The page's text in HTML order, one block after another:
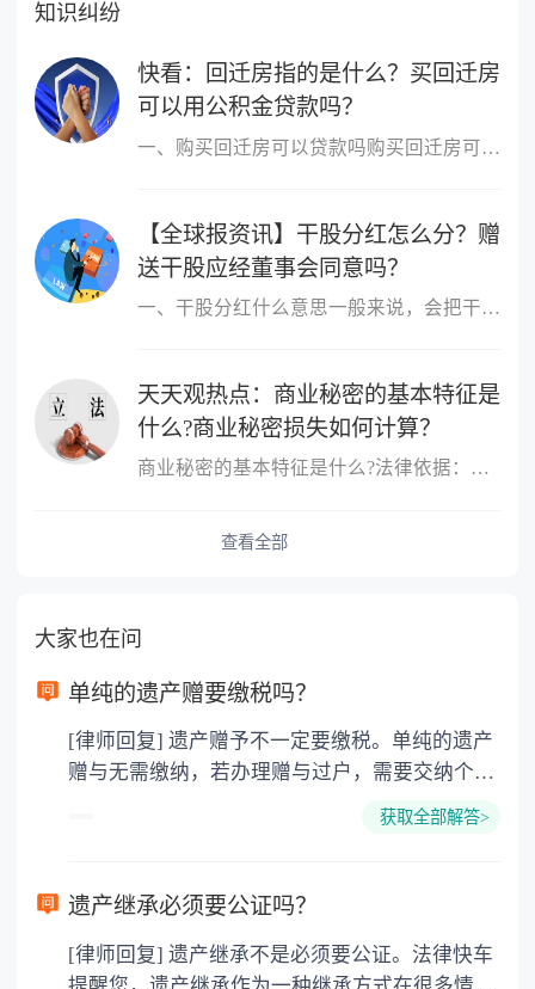
知识纠纷
快看：回迁房指的是什么？买回迁房
可以用公积金贷款吗？
一、购买回迁房可以贷款吗购买回迁房可以贷款，但不是所有的回迁房
【全球报资讯】干股分红怎么分？赠
送干股应经董事会同意吗？
一、干股分红什么意思一般来说，会把干股当做分红的股票分出去，其
天天观热点：商业秘密的基本特征是
什么?商业秘密损失如何计算？
商业秘密的基本特征是什么?法律依据：《反不正当竞争法》第十条第三
查看全部
大家也在问
单纯的遗产赠要缴税吗？
[律师回复] 遗产赠予不一定要缴税。单纯的遗产
赠与无需缴纳，若办理赠与过户，需要交纳个人
所得税、契税和公证费。赠与过户是没有增值税
要缴纳公证费，具体如下： 1. 公证费：按房
3. 印花税：按房屋评估价的0.05%缴纳 4. 土
获取全部解答>
遗产继承必须要公证吗？
[律师回复] 遗产继承不是必须要公证。法律快车